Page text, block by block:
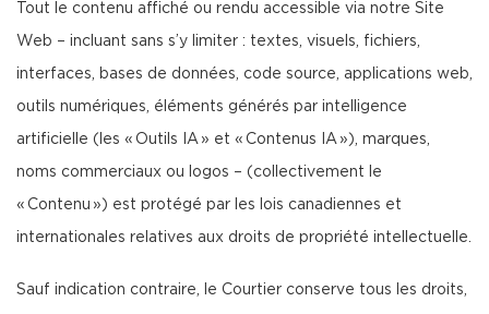
Tout le contenu affiché ou rendu accessible via notre Site
Web – incluant sans s’y limiter : textes, visuels, fichiers,
interfaces, bases de données, code source, applications web,
outils numériques, éléments générés par intelligence
artificielle (les « Outils IA » et « Contenus IA »), marques,
noms commerciaux ou logos – (collectivement le
« Contenu ») est protégé par les lois canadiennes et
internationales relatives aux droits de propriété intellectuelle.
Sauf indication contraire, le Courtier conserve tous les droits,